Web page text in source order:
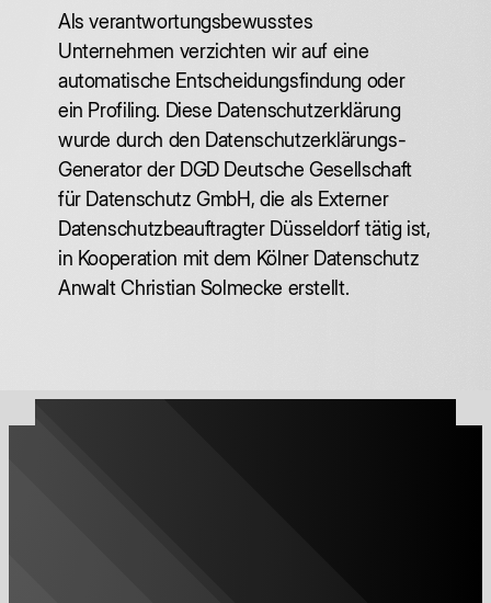
Als verantwortungsbewusstes
Unternehmen verzichten wir auf eine
automatische Entscheidungsfindung oder
ein Profiling. Diese Datenschutzerklärung
wurde durch den Datenschutzerklärungs-
Generator der DGD Deutsche Gesellschaft
für Datenschutz GmbH, die als Externer
Datenschutzbeauftragter Düsseldorf tätig ist,
in Kooperation mit dem Kölner Datenschutz
Anwalt Christian Solmecke erstellt.